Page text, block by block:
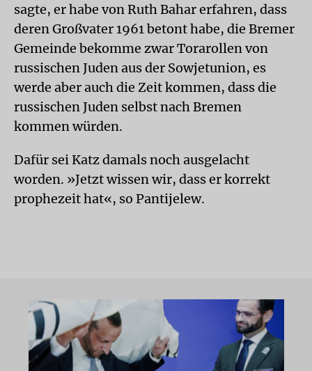
sagte, er habe von Ruth Bahar erfahren, dass
deren Großvater 1961 betont habe, die Bremer
Gemeinde bekomme zwar Torarollen von
russischen Juden aus der Sowjetunion, es
werde aber auch die Zeit kommen, dass die
russischen Juden selbst nach Bremen
kommen würden.
Dafür sei Katz damals noch ausgelacht
worden. »Jetzt wissen wir, dass er korrekt
prophezeit hat«, so Pantijelew.